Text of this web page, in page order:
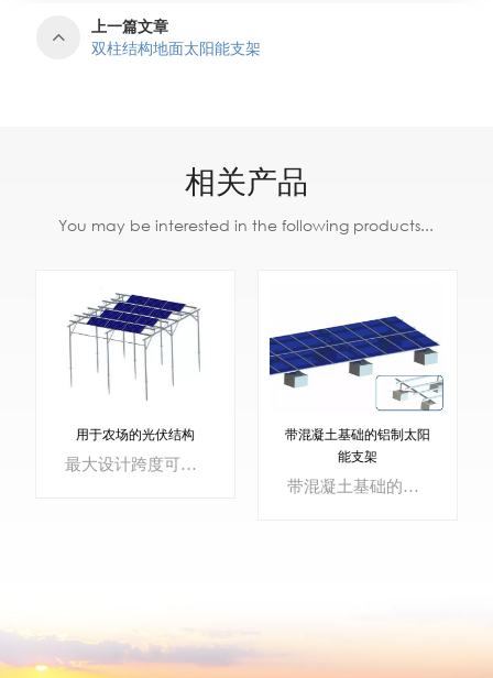
上一篇文章
双柱结构地面太阳能支架
相关产品
You may be interested in the following products...
用于农场的光伏结构
最大设计跨度可达6m，便于操作大型农机具。根据农场地理条件，布置方案可灵活应对不同作物的透光条件，既能满足作物的太阳辐照需求，又在保证的前提下不影响电站发电。农作物的产量。
带混凝土基础的铝制太阳
能支架
带混凝土基础的铝制太阳能支架